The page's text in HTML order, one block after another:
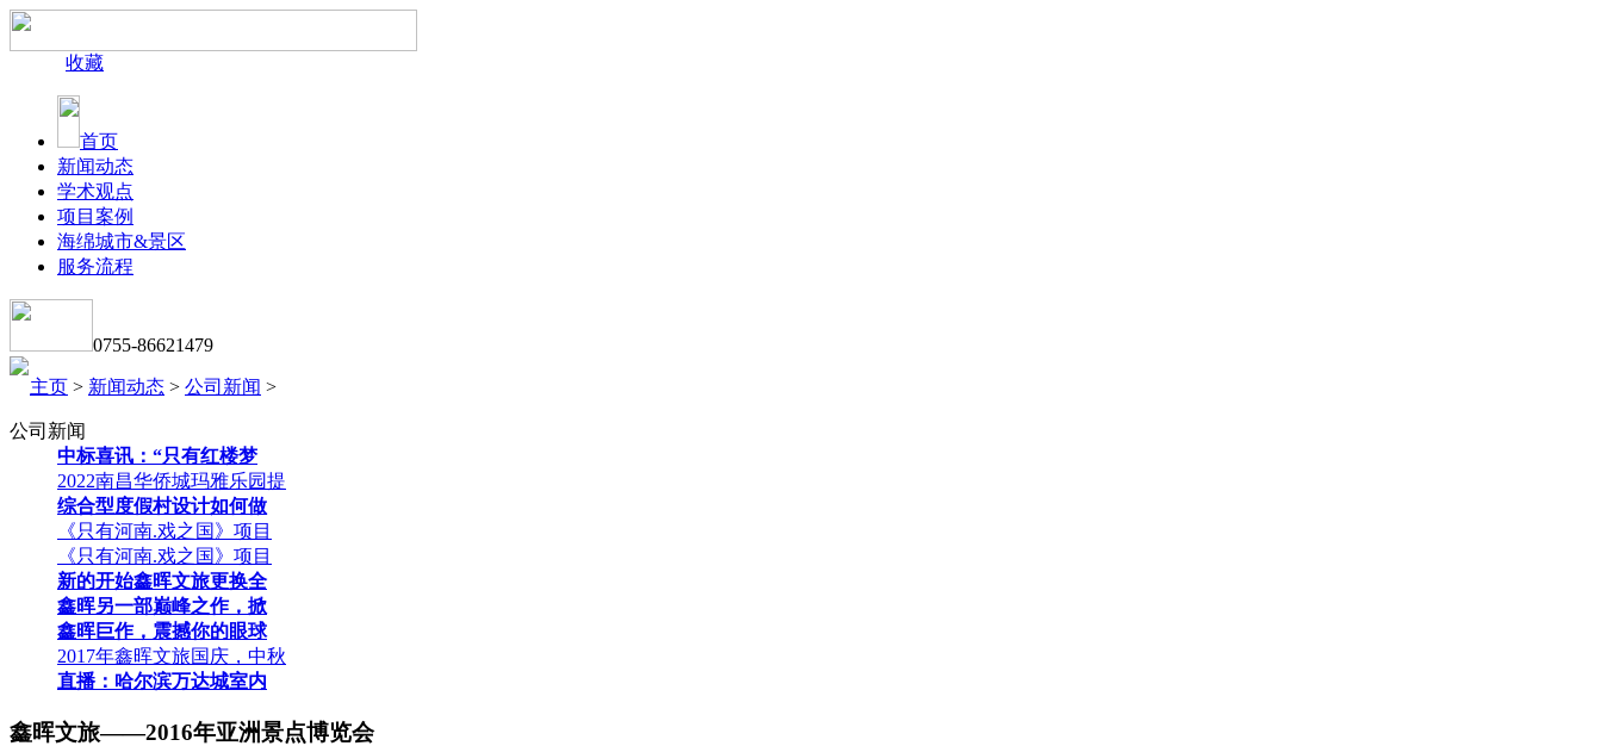
收藏
首页
新闻动态
学术观点
项目案例
海绵城市&景区
服务流程
0755-86621479
主页 > 新闻动态 > 公司新闻 >
公司新闻
中标喜讯：“只有红楼梦
2022南昌华侨城玛雅乐园提
综合型度假村设计如何做
《只有河南.戏之国》项目
《只有河南.戏之国》项目
新的开始鑫晖文旅更换全
鑫晖另一部巅峰之作，掀
鑫晖巨作，震撼你的眼球
2017年鑫晖文旅国庆，中秋
直播：哈尔滨万达城室内
鑫晖文旅——2016年亚洲景点博览会